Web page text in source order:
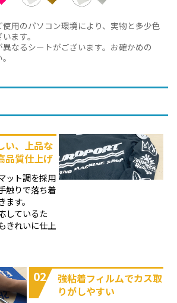
用のパソコン環境により、実物と多少色
ます。
なるシートがございます。お確かめの
い、上品な
品質仕上げ
ット調を採用
触りで落ち着
す。
しているた
きれいに仕上
02
強粘着フィルムでカス取
りがしやすい